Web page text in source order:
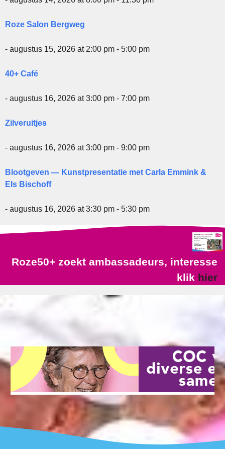
Roze Salon Bergweg
- augustus 15, 2026 at 2:00 pm - 5:00 pm
40+ Café
- augustus 16, 2026 at 3:00 pm - 7:00 pm
Zilveruitjes
- augustus 16, 2026 at 3:00 pm - 9:00 pm
Blootgeven — Kunstpresentatie met Carla Emmink &
Els Bischoff
- augustus 16, 2026 at 3:30 pm - 5:30 pm
Roze50+ zoekt ambassadeurs, interesse
klik hier